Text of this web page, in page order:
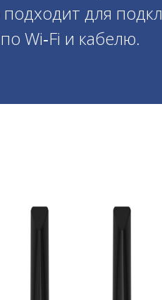
для
Wi‑Fi и кабелю.